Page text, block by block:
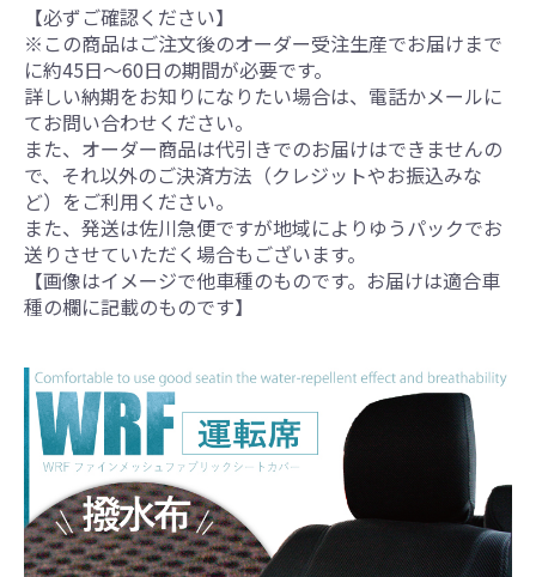
【必ずご確認ください】
※この商品はご注文後のオーダー受注生産でお届けまで
に約45日～60日の期間が必要です。
詳しい納期をお知りになりたい場合は、電話かメールに
てお問い合わせください。
また、オーダー商品は代引きでのお届けはできませんの
で、それ以外のご決済方法（クレジットやお振込みな
ど）をご利用ください。
また、発送は佐川急便ですが地域によりゆうパックでお
送りさせていただく場合もございます。
【画像はイメージで他車種のものです。お届けは適合車
種の欄に記載のものです】